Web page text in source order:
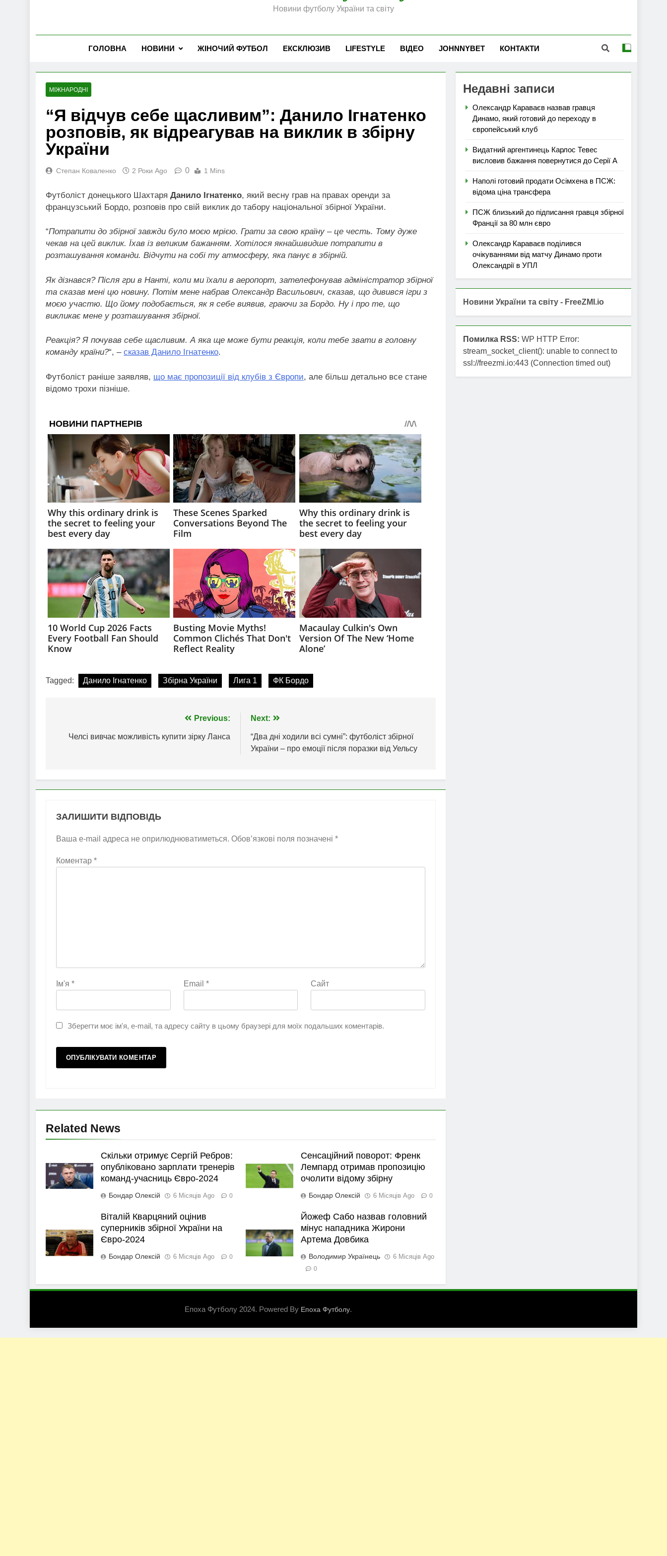
Новини футболу України та світу
ГОЛОВНА НОВИНИ ЖІНОЧИЙ ФУТБОЛ ЕКСКЛЮЗИВ LIFESTYLE ВІДЕО JOHNNYBET КОНТАКТИ
МІЖНАРОДНІ
“Я відчув себе щасливим”: Данило Ігнатенко
розповів, як відреагував на виклик в збірну
України
Степан Коваленко 2 Роки Ago 0 1 Mins
Футболіст донецького Шахтаря Данило Ігнатенко, який весну грав на правах оренди за
французський Бордо, розповів про свій виклик до табору національної збірної України.
“Потрапити до збірної завжди було моєю мрією. Грати за свою країну – це честь. Тому дуже
чекав на цей виклик. Їхав із великим бажанням. Хотілося якнайшвидше потрапити в
розташування команди. Відчути на собі ту атмосферу, яка панує в збірній.
Як дізнався? Після гри в Нанті, коли ми їхали в аеропорт, зателефонував адміністратор збірної
та сказав мені цю новину. Потім мене набрав Олександр Васильович, сказав, що дивився ігри з
моєю участю. Що йому подобається, як я себе виявив, граючи за Бордо. Ну і про те, що
викликає мене у розташування збірної.
Реакція? Я почував себе щасливим. А яка ще може бути реакція, коли тебе звати в головну
команду країни?“, – сказав Данило Ігнатенко.
Футболіст раніше заявляв, що має пропозиції від клубів з Європи, але більш детально все стане
відомо трохи пізніше.
Tagged: Данило Ігнатенко Збірна України Лига 1 ФК Бордо
записів
Previous:
Челсі вивчає можливість купити зірку Ланса
Next:
“Два дні ходили всі сумні”: футболіст збірної
України – про емоції після поразки від Уельсу
ЗАЛИШИТИ ВІДПОВІДЬ
Ваша e-mail адреса не оприлюднюватиметься. Обов’язкові поля позначені *
Коментар *
Ім'я * Email * Сайт
Зберегти моє ім'я, e-mail, та адресу сайту в цьому браузері для моїх подальших коментарів.
Related News
Скільки отримує Сергій Ребров:
опубліковано зарплати тренерів
команд-учасниць Євро-2024
Бондар Олексій 6 Місяців Ago 0
Сенсаційний поворот: Френк
Лемпард отримав пропозицію
очолити відому збірну
Бондар Олексій 6 Місяців Ago 0
Віталій Кварцяний оцінив
суперників збірної України на
Євро-2024
Бондар Олексій 6 Місяців Ago 0
Йожеф Сабо назвав головний
мінус нападника Жирони
Артема Довбика
Володимир Українець 6 Місяців Ago
0
Недавні записи
Олександр Караваєв назвав гравця
Динамо, який готовий до переходу в
європейський клуб
Видатний аргентинець Карлос Тевес
висловив бажання повернутися до Серії А
Наполі готовий продати Осімхена в ПСЖ:
відома ціна трансфера
ПСЖ близький до підписання гравця збірної
Франції за 80 млн євро
Олександр Караваєв поділився
очікуваннями від матчу Динамо проти
Олександрії в УПЛ
Новини України та світу - FreeZMI.io
Помилка RSS: WP HTTP Error:
stream_socket_client(): unable to connect to
ssl://freezmi.io:443 (Connection timed out)
Епоха Футболу 2024. Powered By Епоха Футболу.